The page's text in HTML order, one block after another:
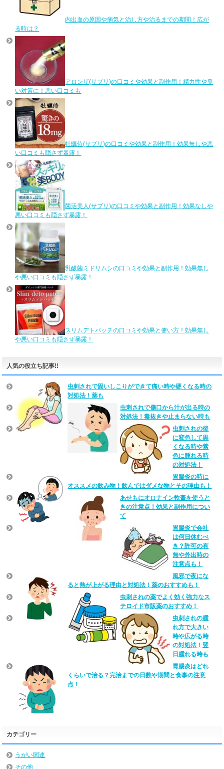
内出血の原因や病気と治し方や治るまでの期間！広が
る時は？
アロンザ(サプリ)の口コミや効果と副作用！精力性や臭
い対策に！悪い口コミも
牡蠣侍(サプリ)の口コミや効果と副作用！効果無しや悪
い口コミも隠さず暴露！
菌活美人(サプリ)の口コミや効果と副作用！効果なしや
悪い口コミも隠さず暴露！
乳酸菌ミドリムシの口コミや効果と副作用！効果無し
や悪い口コミも隠さず暴露！
スリムデトパッチの口コミや効果と使い方！効果無し
や悪い口コミも隠さず暴露！
人気の役立ち記事!!
虫刺されで固いしこりができて痛い時や硬くなる時の
対処法！薬も
虫刺されで傷口から汁が出る時の
対処法！毒抜きや止まらない時も
虫刺されの後
に変色して黒
くなる時や紫
色に腫れる時
の対処法！
胃腸炎の時に
オススメの飲み物！飲んではダメな物とその理由も！
あせもにオロナイン軟膏を使うと
きの注意点！効果と副作用につい
て
胃腸炎で会社
は何日休むべ
き？許可の有
無や外出時の
注意点も！
風邪で夜にな
ると熱が上がる理由と対処法！薬のおすすめも！
虫刺されの薬でよく効く強力なス
テロイド市販薬のおすすめ！
虫刺されの腫
れ方で大きい
時や広がる時
の対処法！翌
日腫れる時も
胃腸炎はどれ
くらいで治る？完治までの日数や期間と食事の注意
点！
カテゴリー
うがい関連
その他